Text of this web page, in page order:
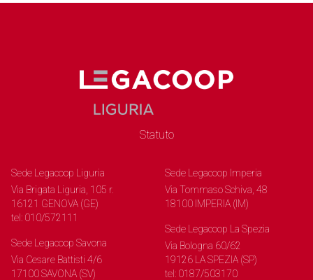
Statuto
Sede Legacoop Liguria
Via Brigata Liguria, 105 r.
16121 GENOVA (GE)
tel: 010/572111
Sede Legacoop Savona
Via Cesare Battisti 4/6
17100 SAVONA (SV)
Sede Legacoop Imperia
Via Tommaso Schiva, 48
18100 IMPERIA (IM)
Sede Legacoop La Spezia
Via Bologna 60/62
19126 LA SPEZIA (SP)
tel: 0187/503170